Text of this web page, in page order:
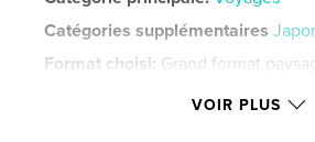
Catégories supplémentaires
Format choisi: Grand format
VOIR PLUS